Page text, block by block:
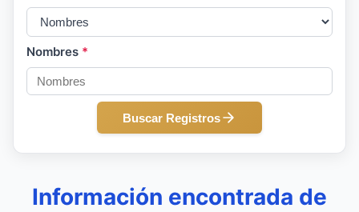
Nombres *
Buscar Registros
Información encontrada de